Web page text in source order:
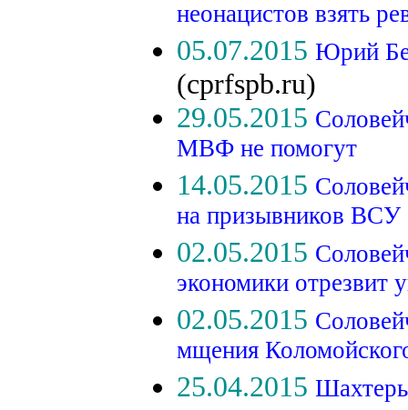
неонацистов взять
05.07.2015 Юрий
(cprfspb.ru)
29.05.2015
МВФ не помогут
14.05.2015
на призывников ВСУ
02.05.2015
экономики отрезвит
02.05.2015
мщения
25.04.2015